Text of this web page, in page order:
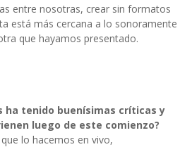
entre nosotras, crear sin formatos
está más cercana a lo sonoramente
que hayamos presentado.
ha tenido buenísimas críticas y
luego de este comienzo?
lo hacemos en vivo,